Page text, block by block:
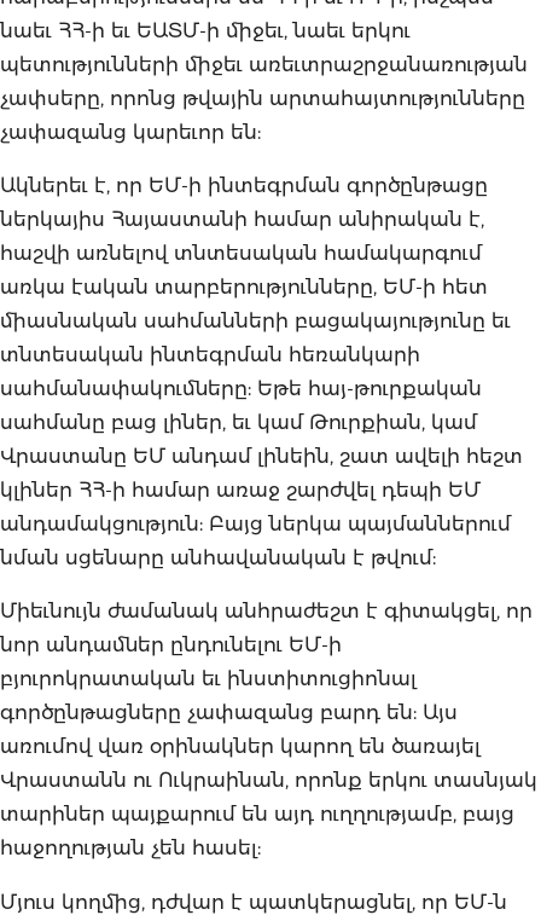
նաեւ ՀՀ-ի եւ ԵԱՏՄ-ի միջեւ, նաեւ երկու
պետությունների միջեւ առեւտրաշրջանառության
չափսերը, որոնց թվային արտահայտությունները
չափազանց կարեւոր են:
Ակներեւ է, որ ԵՄ-ի ինտեգրման գործընթացը
ներկայիս Հայաստանի համար անիրական է,
հաշվի առնելով տնտեսական համակարգում
առկա էական տարբերությունները, ԵՄ-ի հետ
միասնական սահմանների բացակայությունը եւ
տնտեսական ինտեգրման հեռանկարի
սահմանափակումները: Եթե հայ-թուրքական
սահմանը բաց լիներ, եւ կամ Թուրքիան, կամ
Վրաստանը ԵՄ անդամ լինեին, շատ ավելի հեշտ
կլիներ ՀՀ-ի համար առաջ շարժվել դեպի ԵՄ
անդամակցություն: Բայց ներկա պայմաններում
նման սցենարը անհավանական է թվում:
Միեւնույն ժամանակ անհրաժեշտ է գիտակցել, որ
նոր անդամներ ընդունելու ԵՄ-ի
բյուրոկրատական եւ ինստիտուցիոնալ
գործընթացները չափազանց բարդ են: Այս
առումով վառ օրինակներ կարող են ծառայել
Վրաստանն ու Ուկրաինան, որոնք երկու տասնյակ
տարիներ պայքարում են այդ ուղղությամբ, բայց
հաջողության չեն հասել:
Մյուս կողմից, դժվար է պատկերացնել, որ ԵՄ-ն